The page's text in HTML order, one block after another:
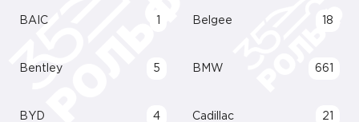
BAIC Belgee 18
Bentley 5 BMW 661
BYD 4 Cadillac 21